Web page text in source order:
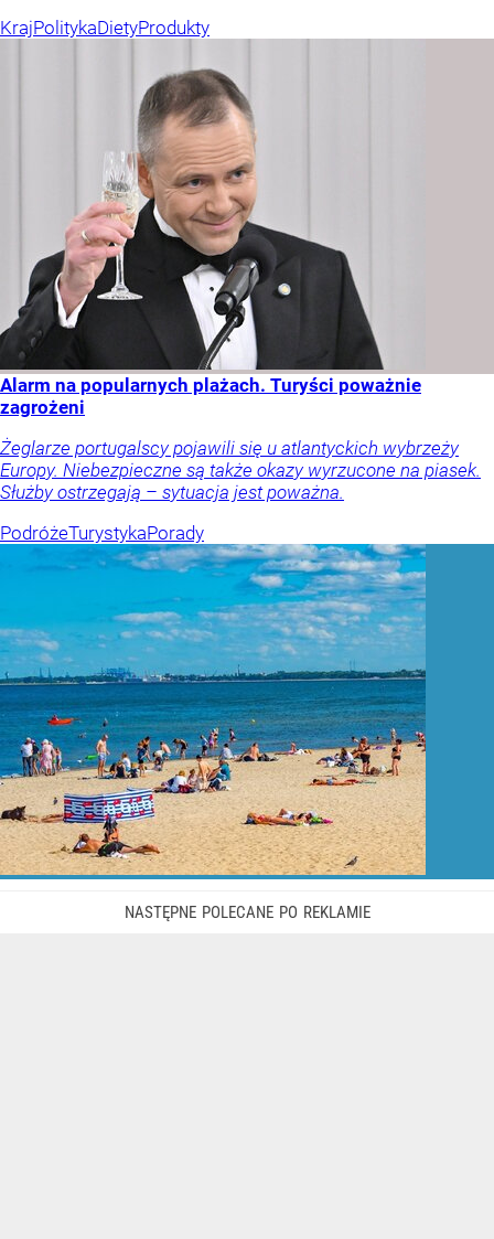
KrajPolitykaDietyProdukty
Alarm na popularnych plażach. Turyści poważnie
zagrożeni
Żeglarze portugalscy pojawili się u atlantyckich wybrzeży
Europy. Niebezpieczne są także okazy wyrzucone na piasek.
Służby ostrzegają – sytuacja jest poważna.
PodróżeTurystykaPorady